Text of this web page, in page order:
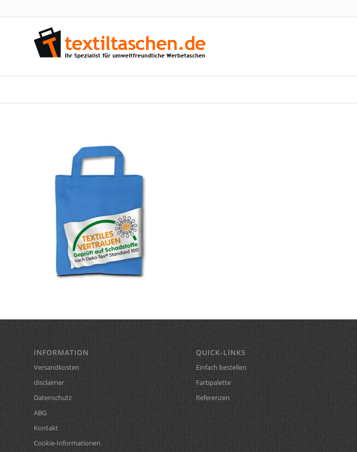
INFORMATION
Versandkosten
disclaimer
Datenschutz
ABG
Kontakt
Cookie-Informationen
QUICK-LINKS
Einfach bestellen
Farbpalette
Referenzen